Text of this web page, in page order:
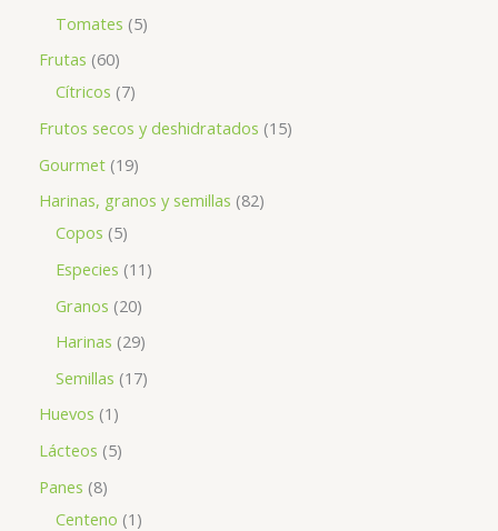
Tomates 5
Frutas 60
Cítricos 7
Frutos secos y deshidratados 15
Gourmet 19
Harinas, granos y semillas 82
Copos 5
Especies 11
Granos 20
Harinas 29
Semillas 17
Huevos 1
Lácteos 5
Panes 8
Centeno 1